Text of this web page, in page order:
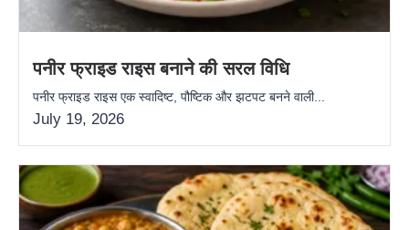
पनीर फ्राइड राइस बनाने की सरल विधि
पनीर फ्राइड राइस एक स्वादिष्ट, पौष्टिक और झटपट बनने वाली...
July 19, 2026